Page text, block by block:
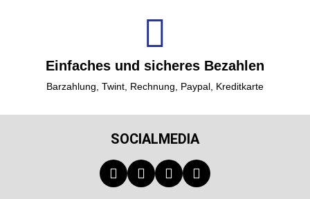
Einfaches und sicheres Bezahlen
Barzahlung, Twint, Rechnung, Paypal, Kreditkarte
SOCIALMEDIA